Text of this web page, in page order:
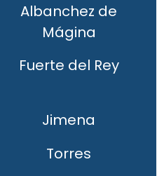
Albanchez de
Mágina
Fuerte del Rey
Jimena
Torres